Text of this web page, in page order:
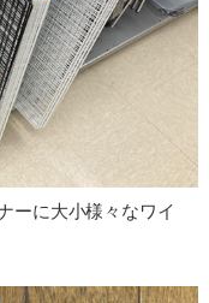
ーに大小様々なワイ